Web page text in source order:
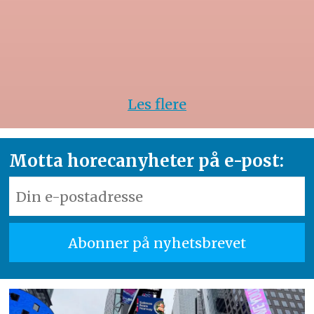
Les flere
Motta horecanyheter på e-post: